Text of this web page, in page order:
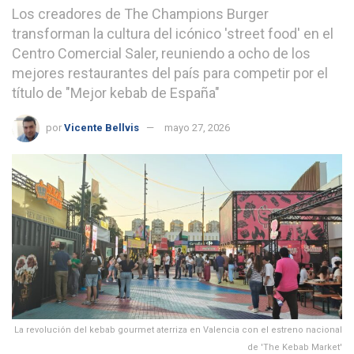
Los creadores de The Champions Burger
transforman la cultura del icónico 'street food' en el
Centro Comercial Saler, reuniendo a ocho de los
mejores restaurantes del país para competir por el
título de "Mejor kebab de España"
por Vicente Bellvis mayo 27, 2026
La revolución del kebab gourmet aterriza en Valencia con el estreno nacional
de 'The Kebab Market'